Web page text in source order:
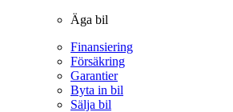
Äga bil
Finansiering
Försäkring
Garantier
Byta in bil
Sälja bil